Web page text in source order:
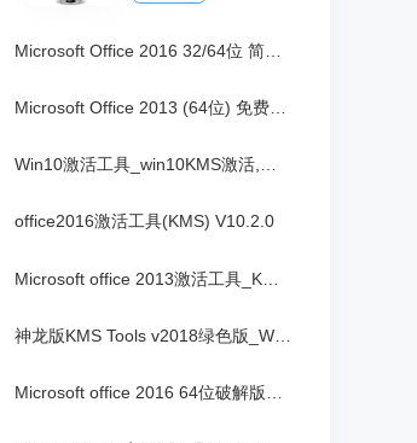
office2016激活工具(KMS) V10.2.0
Microsoft office 2016 64位破解版下载